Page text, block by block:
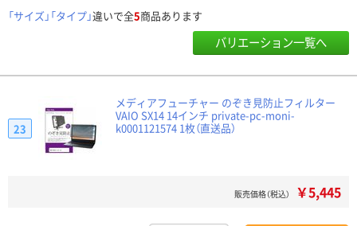
「サイズ」「タイプ」違いで全5商品あります
バリエーション一覧へ
メディアフューチャー のぞき見防止フィルター
VAIO SX14 14インチ private-pc-moni-
k0001121574 1枚（直送品）
23
販売価格（税込） ￥5,445